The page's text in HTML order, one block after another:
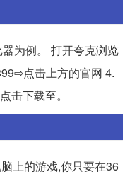
为例。 打开夸克浏览
点击上方的官网 4.
击下载至。
上的游戏,你只要在36